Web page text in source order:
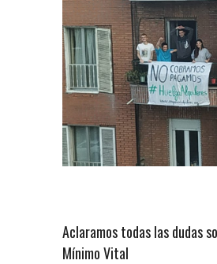
Aclaramos todas las dudas
Mínimo Vital